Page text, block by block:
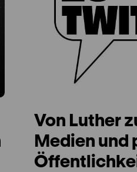
Von Luther
Medien und